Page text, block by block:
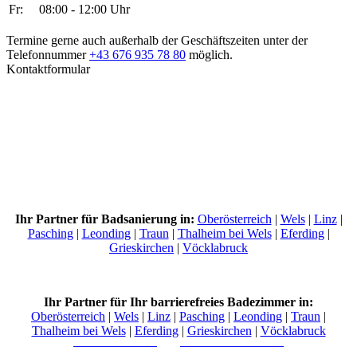
Fr:
08:00 - 12:00 Uhr
Termine gerne auch außerhalb der Geschäftszeiten unter der
Telefonnummer+43 676 935 78 80 möglich.
Kontaktformular
Ihr Partner für Badsanierung in: Oberösterreich | Wels| Linz|
Pasching| Leonding| Traun | Thalheim bei Wels| Eferding|
Grieskirchen | Vöcklabruck
Ihr Partner für Ihr barrierefreies Badezimmer in:
Oberösterreich | Wels | Linz | Pasching | Leonding | Traun |
Thalheim bei Wels| Eferding| Grieskirchen | Vöcklabruck